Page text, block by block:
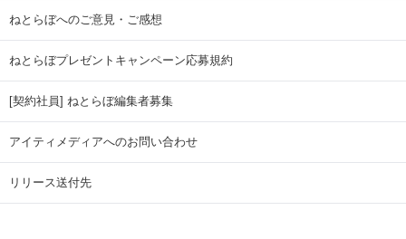
ねとらぼへのご意見・ご感想
ねとらぼプレゼントキャンペーン応募規約
[契約社員] ねとらぼ編集者募集
アイティメディアへのお問い合わせ
リリース送付先